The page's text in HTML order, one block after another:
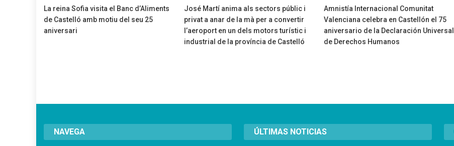
La reina Sofia visita el Banc d’Aliments
de Castelló amb motiu del seu 25
aniversari
José Martí anima als sectors públic i
privat a anar de la mà per a convertir
l’aeroport en un dels motors turístic i
industrial de la província de Castelló
Amnistía Internacional Comunitat
Valenciana celebra en Castellón el 75
aniversario de la Declaración Universal
de Derechos Humanos
NAVEGA ÚLTIMAS NOTICIAS